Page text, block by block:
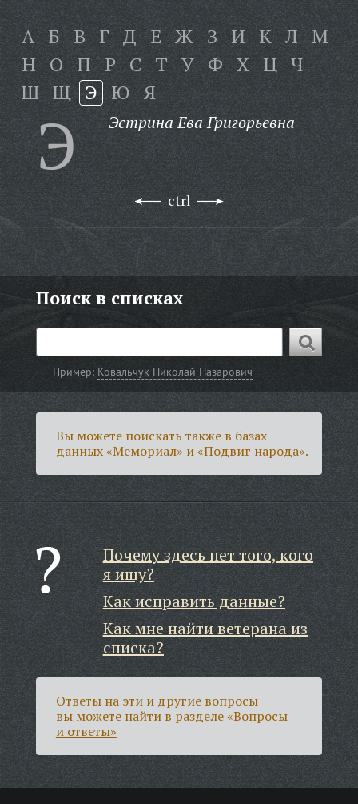
А Б В Г Д Е Ж З И К Л М
Н О П Р С Т У Ф Х Ц Ч
Ш Щ Э Ю Я
Э Эстрина Ева Григорьевна
ctrl
Поиск в списках
Пример: Ковальчук Николай Назарович
Вы можете поискать также в базах
данных «Мемориал» и «Подвиг народа».
Почему здесь нет того, кого
я ищу?
Как исправить данные?
Как мне найти ветерана из
списка?
Ответы на эти и другие вопросы
вы можете найти в разделе«Вопросы
и ответы»